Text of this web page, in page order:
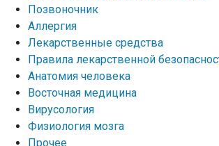
Позвоночник
Аллергия
Лекарственные средства
Правила лекарственной
Aнатомия человека
Восточная медицина
Вирусология
Физиология мозга
Прочее